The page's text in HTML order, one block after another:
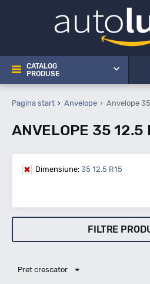
CATALOG
PRODUSE
Pagina start Anvelope Anvelope
ANVELOPE 35 12.5
Dimensiune: 35 12.5 R15
FILTRE
Pret crescator